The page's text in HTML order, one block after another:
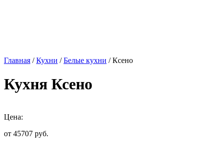
Главная /Кухни /Белые кухни / Ксено
Кухня Ксено
Цена:
от 45707 руб.